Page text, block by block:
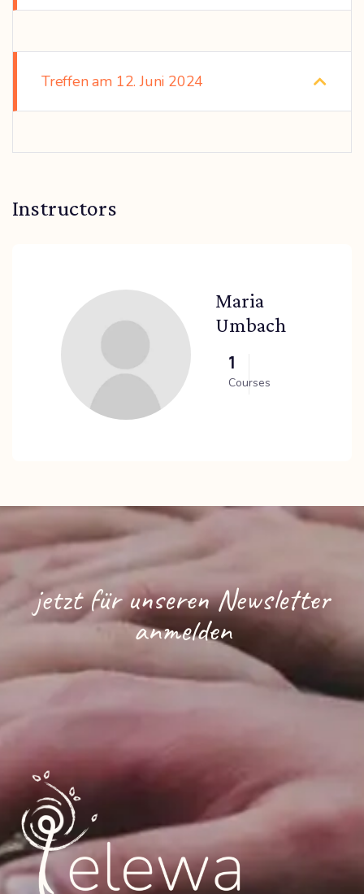
Treffen am 12. Juni 2024
Instructors
Maria
Umbach
1
Courses
jetzt für unseren Newsletter
anmelden